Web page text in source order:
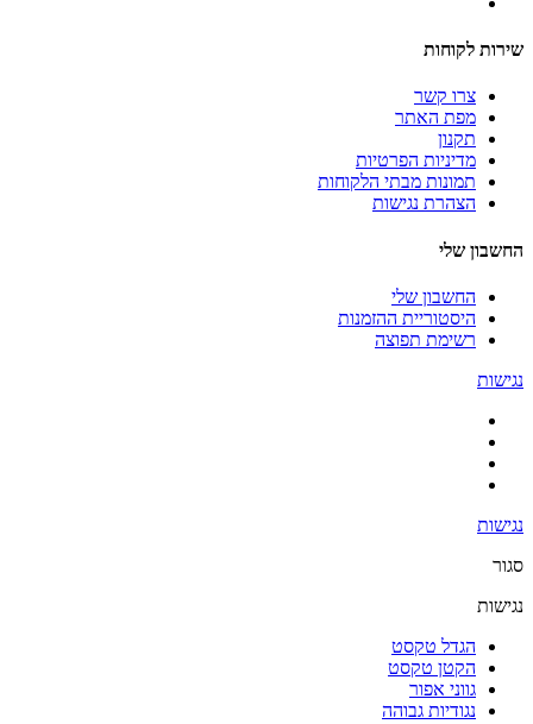
שירות לקוחות
צרו קשר
מפת האתר
תקנון
מדיניות הפרטיות
תמונות מבתי הלקוחות
הצהרת נגישות
החשבון שלי
החשבון שלי
היסטוריית ההזמנות
רשימת תפוצה
נגישות
נגישות
סגור
נגישות
הגדל טקסט
הקטן טקסט
גווני אפור
נגודיות גבוהה